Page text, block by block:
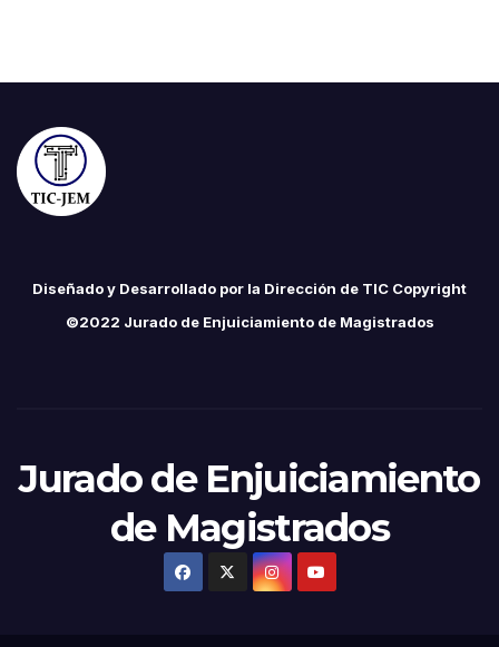
Diseñado y Desarrollado por la Dirección de TIC Copyright
©2022 Jurado de Enjuiciamiento de Magistrados
Jurado de Enjuiciamiento
de Magistrados